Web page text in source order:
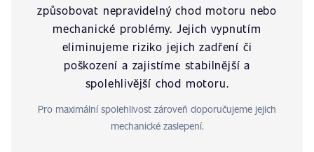
způsobovat nepravidelný chod motoru nebo
mechanické problémy. Jejich vypnutím
eliminujeme riziko jejich zadření či
poškození a zajistíme stabilnější a
spolehlivější chod motoru.
Pro maximální spolehlivost zároveň doporučujeme jejich
mechanické zaslepení.